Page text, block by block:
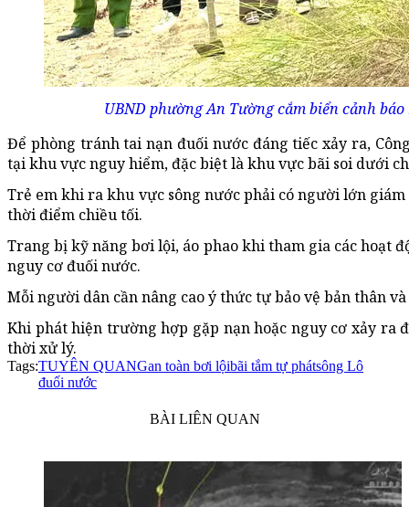
UBND phường An Tường cắm biển cảnh
Để phòng tránh tai nạn đuối nước đáng tiếc xảy ra,
tại khu vực nguy hiểm, đặc biệt là khu vực bãi soi dưới
Trẻ em khi ra khu vực sông nước phải có người lớn
thời điểm chiều tối.
Trang bị kỹ năng bơi lội, áo phao khi tham gia các hoạt
nguy cơ đuối nước.
Mỗi người dân cần nâng cao ý thức tự bảo vệ bản thân
Khi phát hiện trường hợp gặp nạn hoặc nguy cơ xảy ra
thời xử lý.
Tags:TUYÊN QUANGan toàn bơi lộibãi tắm tự phátsông Lô
đuối nước
BÀI LIÊN QUAN